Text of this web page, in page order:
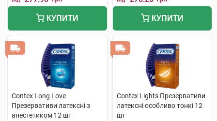
КУПИТИ КУПИТИ
Contex Long Love
Презервативи латексні з
анестетиком 12 шт
Contex Lights Презервативи
латексні особливо тонкі 12
шт